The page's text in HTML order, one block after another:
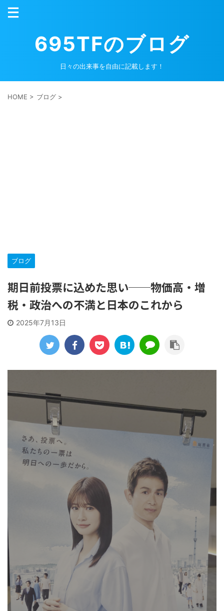
695TFのブログ
日々の出来事を自由に記載します！
HOME > ブログ >
ブログ
期日前投票に込めた思い──物価高・増
税・政治への不満と日本のこれから
2025年7月13日